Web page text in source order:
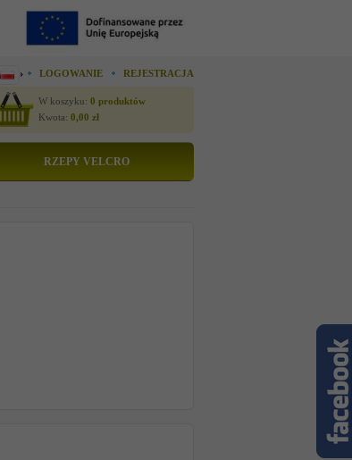
LOGOWANIE REJESTRACJA
W koszyku: 0 produktów
Kwota: 0,00 zł
RZEPY VELCRO